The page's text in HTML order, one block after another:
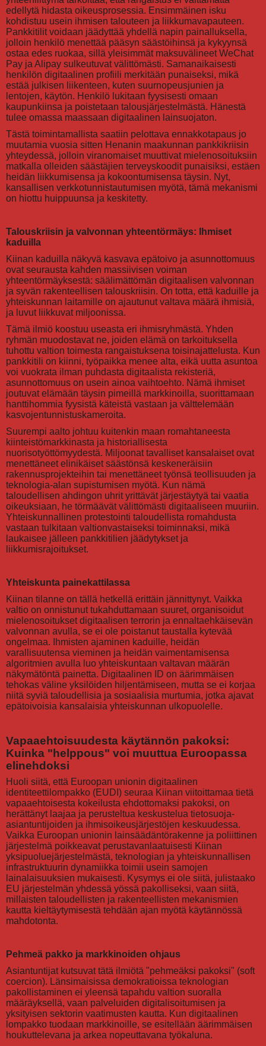
edellytä hidasta oikeusprosessia. Ensimmäinen isku
kohdistuu usein ihmisen talouteen ja liikkumavapauteen.
Pankkitilit voidaan jäädyttää yhdellä napin painalluksella,
jolloin henkilö menettää pääsyn säästöihinsä ja kykyynsä
ostaa edes ruokaa, sillä yleisimmät maksuvälineet WeChat
Pay ja Alipay sulkeutuvat välittömästi. Samanaikaisesti
henkilön digitaalinen profiili merkitään punaiseksi, mikä
estää julkisen liikenteen, kuten suurnopeusjunien ja
lentojen, käytön. Henkilö lukitaan fyysisesti omaan
kaupunkiinsa ja poistetaan talousjärjestelmästä. Hänestä
tulee omassa maassaan digitaalinen lainsuojaton.
Tästä toimintamallista saatiin pelottava ennakkotapaus jo
muutamia vuosia sitten Henanin maakunnan pankkikriisin
yhteydessä, jolloin viranomaiset muuttivat mielenosoituksiin
matkalla olleiden säästäjien terveyskoodit punaisiksi, estäen
heidän liikkumisensa ja kokoontumisensa täysin. Nyt,
kansallisen verkkotunnistautumisen myötä, tämä mekanismi
on hiottu huippuunsa ja keskitetty.
Talouskriisin ja valvonnan yhteentörmäys: Ihmiset
kaduilla
Kiinan kaduilla näkyvä kasvava epätoivo ja asunnottomuus
ovat seurausta kahden massiivisen voiman
yhteentörmäyksestä: säälimättömän digitaalisen valvonnan
ja syvän rakenteellisen talouskriisin. On totta, että kaduille ja
yhteiskunnan laitamille on ajautunut valtava määrä ihmisiä,
ja luvut liikkuvat miljoonissa.
Tämä ilmiö koostuu useasta eri ihmisryhmästä. Yhden
ryhmän muodostavat ne, joiden elämä on tarkoituksella
tuhottu valtion toimesta rangaistuksena toisinajattelusta. Kun
pankkitili on kiinni, työpaikka menee alta, eikä uutta asuntoa
voi vuokrata ilman puhdasta digitaalista rekisteriä,
asunnottomuus on usein ainoa vaihtoehto. Nämä ihmiset
joutuvat elämään täysin pimeillä markkinoilla, suorittamaan
hanttihommia fyysistä käteistä vastaan ja välttelemään
kasvojentunnistuskameroita.
Suurempi aalto johtuu kuitenkin maan romahtaneesta
kiinteistömarkkinasta ja historiallisesta
nuorisotyöttömyydestä. Miljoonat tavalliset kansalaiset ovat
menettäneet elinikäiset säästönsä keskeneräisiin
rakennusprojekteihin tai menettäneet työnsä teollisuuden ja
teknologia-alan supistumisen myötä. Kun nämä
taloudellisen ahdingon uhrit yrittävät järjestäytyä tai vaatia
oikeuksiaan, he törmäävät välittömästi digitaaliseen muuriin.
Yhteiskunnallinen protestointi taloudellista romahdusta
vastaan tulkitaan valtionvastaiseksi toiminnaksi, mikä
laukaisee jälleen pankkitilien jäädytykset ja
liikkumisrajoitukset.
Yhteiskunta painekattilassa
Kiinan tilanne on tällä hetkellä erittäin jännittynyt. Vaikka
valtio on onnistunut tukahduttamaan suuret, organisoidut
mielenosoitukset digitaalisen terrorin ja ennaltaehkäisevän
valvonnan avulla, se ei ole poistanut taustalla kytevää
ongelmaa. Ihmisten ajaminen kaduille, heidän
varallisuutensa vieminen ja heidän vaimentamisensa
algoritmien avulla luo yhteiskuntaan valtavan määrän
näkymätöntä painetta. Digitaalinen ID on äärimmäisen
tehokas väline yksilöiden hiljentämiseen, mutta se ei korjaa
niitä syviä taloudellisia ja sosiaalisia murtumia, jotka ajavat
epätoivoisia kansalaisia yhteiskunnan ulkopuolelle.
Vapaaehtoisuudesta käytännön pakoksi:
Kuinka "helppous" voi muuttua Euroopassa
elinehdoksi
Huoli siitä, että Euroopan unionin digitaalinen
identiteettilompakko (EUDI) seuraa Kiinan viitoittamaa tietä
vapaaehtoisesta kokeilusta ehdottomaksi pakoksi, on
herättänyt laajaa ja perusteltua keskustelua tietosuoja-
asiantuntijoiden ja ihmisoikeusjärjestöjen keskuudessa.
Vaikka Euroopan unionin lainsäädäntörakenne ja poliittinen
järjestelmä poikkeavat perustavanlaatuisesti Kiinan
yksipuoluejärjestelmästä, teknologian ja yhteiskunnallisen
infrastruktuurin dynamiikka toimii usein samojen
lainalaisuuksien mukaisesti. Kysymys ei ole siitä, julistaako
EU järjestelmän yhdessä yössä pakolliseksi, vaan siitä,
millaisten taloudellisten ja rakenteellisten mekanismien
kautta kieltäytymisestä tehdään ajan myötä käytännössä
mahdotonta.
Pehmeä pakko ja markkinoiden ohjaus
Asiantuntijat kutsuvat tätä ilmiötä "pehmeäksi pakoksi" (soft
coercion). Länsimaisissa demokratioissa teknologian
pakollistaminen ei yleensä tapahdu valtion suoralla
määräyksellä, vaan palveluiden digitalisoitumisen ja
yksityisen sektorin vaatimusten kautta. Kun digitaalinen
lompakko tuodaan markkinoille, se esitellään äärimmäisen
houkuttelevana ja arkea nopeuttavana työkaluna.